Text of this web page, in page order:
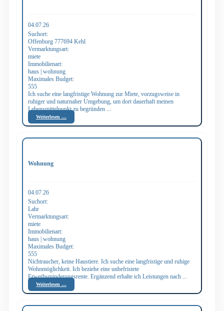
04.07.26
Suchort:
Offenburg 777694 Kehl
Vermarktungsart:
miete
Immobilienart:
haus | wohnung
Maximales Budget:
555
Ich suche eine langfristige Wohnung zur Miete, vorzugsweise in
ruhiger und naturnaher Umgebung, um dort dauerhaft meinen
Lebensmittelpunkt zu begründen ...
Weiterlesen …
Wohnung
04.07.26
Suchort:
Lahr
Vermarktungsart:
miete
Immobilienart:
haus | wohnung
Maximales Budget:
555
Nichtraucher, keine Haustiere. Ich suche eine langfristige und ruhige
Wohnmöglichkeit. Ich beziehe eine unbefristete
Erwerbsminderungsrente. Ergänzend erhalte ich Leistungen nach ...
Weiterlesen …